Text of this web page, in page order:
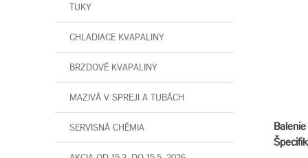
TUKY
CHLADIACE KVAPALINY
BRZDOVÉ KVAPALINY
MAZIVÁ V SPREJI A TUBÁCH
SERVISNÁ CHÉMIA